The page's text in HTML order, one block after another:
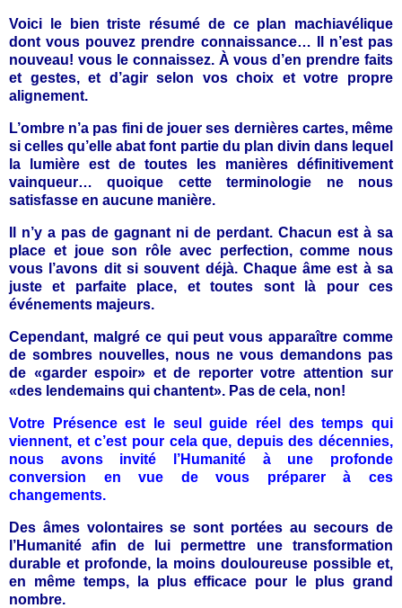
Voici le bien triste résumé de ce plan machiavélique
dont vous pouvez prendre connaissance… Il n’est pas
nouveau! vous le connaissez. À vous d’en prendre faits
et gestes, et d’agir selon vos choix et votre propre
alignement.
L’ombre n’a pas fini de jouer ses dernières cartes, même
si celles qu’elle abat font partie du plan divin dans lequel
la lumière est de toutes les manières définitivement
vainqueur… quoique cette terminologie ne nous
satisfasse en aucune manière.
Il n’y a pas de gagnant ni de perdant. Chacun est à sa
place et joue son rôle avec perfection, comme nous
vous l’avons dit si souvent déjà. Chaque âme est à sa
juste et parfaite place, et toutes sont là pour ces
événements majeurs.
Cependant, malgré ce qui peut vous apparaître comme
de sombres nouvelles, nous ne vous demandons pas
de «garder espoir» et de reporter votre attention sur
«des lendemains qui chantent». Pas de cela, non!
Votre Présence est le seul guide réel des temps qui
viennent, et c’est pour cela que, depuis des décennies,
nous avons invité l’Humanité à une profonde
conversion en vue de vous préparer à ces
changements.
Des âmes volontaires se sont portées au secours de
l’Humanité afin de lui permettre une transformation
durable et profonde, la moins douloureuse possible et,
en même temps, la plus efficace pour le plus grand
nombre.